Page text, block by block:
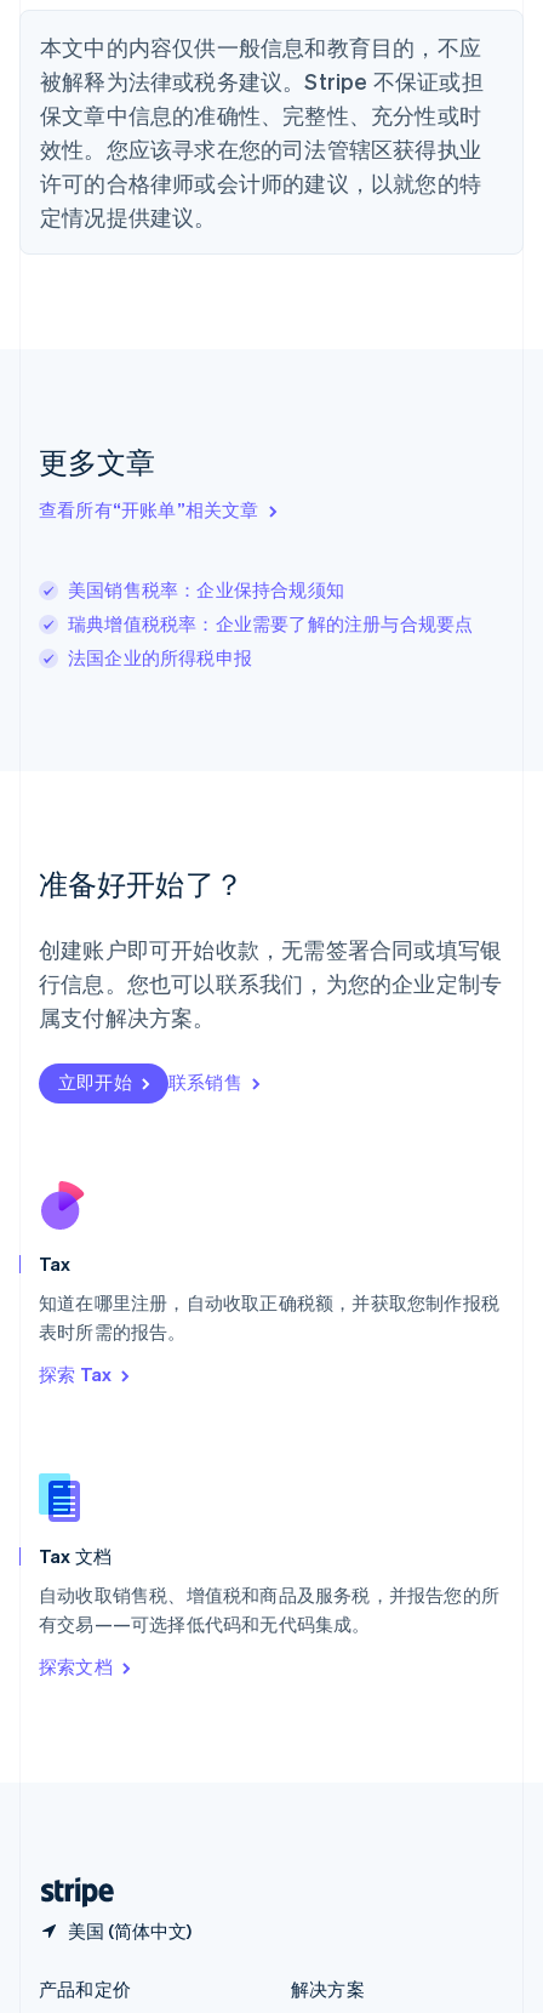
本文中的内容仅供一般信息和教育目的，不应
被解释为法律或税务建议。Stripe 不保证或担
保文章中信息的准确性、完整性、充分性或时
效性。您应该寻求在您的司法管辖区获得执业
许可的合格律师或会计师的建议，以就您的特
定情况提供建议。
更多文章
查看所有“开账单”相关文章
美国销售税率：企业保持合规须知
瑞典增值税税率：企业需要了解的注册与合规要点
法国企业的所得税申报
准备好开始了？
创建账户即可开始收款，无需签署合同或填写银
行信息。您也可以联系我们，为您的企业定制专
属支付解决方案。
立即开始 联系销售
Tax
知道在哪里注册，自动收取正确税额，并获取您制作报税
表时所需的报告。
探索 Tax
Tax 文档
自动收取销售税、增值税和商品及服务税，并报告您的所
有交易——可选择低代码和无代码集成。
探索文档
美国 (简体中文)
English
丹麦
English
德国
DeutschEnglish
法国
FrançaisEnglish
芬兰
EnglishSvenska
English Italiano
拉脱维亚
立陶宛
DeutschEnglish
卢森堡
FrançaisDeutsch
罗马尼亚
墨西哥
EspañolEnglish
English
葡萄牙
PortuguêsEnglish
日本
瑞典
Svenska English
瑞士
English
斯洛伐克
泰国
ไทยEnglish
English
English
新西兰
匈牙利
意大利
ItalianoEnglish
印度
English
产品和定价
解决方案